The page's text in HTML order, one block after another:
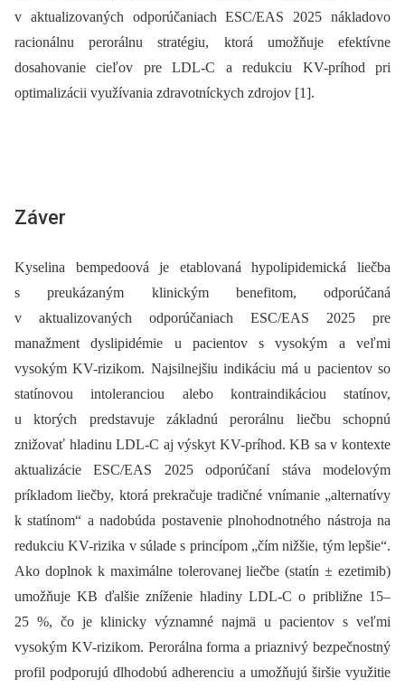
v aktualizovaných odporúčaniach ESC/EAS 2025 nákladovo
racionálnu perorálnu stratégiu, ktorá umožňuje efektívne
dosahovanie cieľov pre LDL-C a redukciu KV-príhod pri
optimalizácii využívania zdravotníckych zdrojov [1].
Záver
Kyselina bempedoová je etablovaná hypolipidemická liečba
s preukázaným klinickým benefitom, odporúčaná
v aktualizovaných odporúčaniach ESC/EAS 2025 pre
manažment dyslipidémie u pacientov s vysokým a veľmi
vysokým KV-rizikom. Najsilnejšiu indikáciu má u pacientov so
statínovou intoleranciou alebo kontraindikáciou statínov,
u ktorých predstavuje základnú perorálnu liečbu schopnú
znižovať hladinu LDL-C aj výskyt KV-príhod. KB sa v kontexte
aktualizácie ESC/EAS 2025 odporúčaní stáva modelovým
príkladom liečby, ktorá prekračuje tradičné vnímanie „alternatívy
k statínom“ a nadobúda postavenie plnohodnotného nástroja na
redukciu KV-rizika v súlade s princípom „čím nižšie, tým lepšie“.
Ako doplnok k maximálne tolerovanej liečbe (statín ± ezetimib)
umožňuje KB ďalšie zníženie hladiny LDL-C o približne 15–
25 %, čo je klinicky významné najmä u pacientov s veľmi
vysokým KV-rizikom. Perorálna forma a priaznivý bezpečnostný
profil podporujú dlhodobú adherenciu a umožňujú širšie využitie